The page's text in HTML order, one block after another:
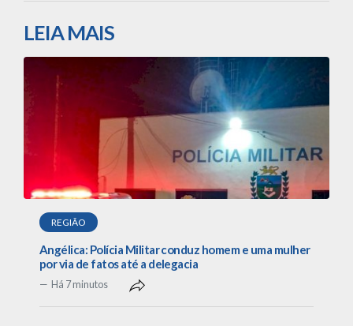
LEIA MAIS
REGIÃO
Angélica: Polícia Militar conduz homem e uma mulher
por via de fatos até a delegacia
Há 7 minutos